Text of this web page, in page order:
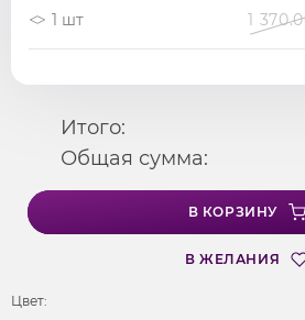
1 шт 1
Итого:
Общая сумма:
В КОРЗИНУ
В ЖЕЛАНИЯ
Цвет: